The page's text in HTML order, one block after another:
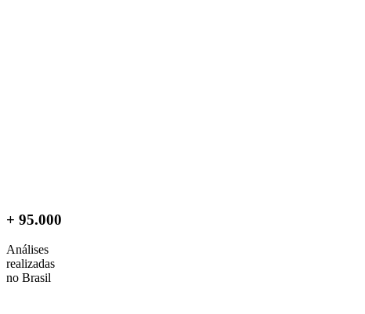
+ 95.000
Análises
realizadas
no Brasil